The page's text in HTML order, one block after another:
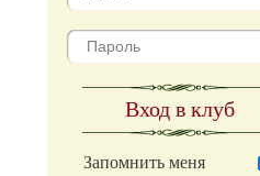
Вход в клуб
Запомнить меня